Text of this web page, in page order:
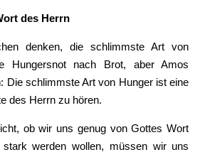
des Herrn
denken, die schlimmste Art von
Hungersnot nach Brot, aber Amos
Die schlimmste Art von Hunger ist eine
des Herrn zu hören.
ob wir uns genug von Gottes Wort
werden wollen, müssen wir uns